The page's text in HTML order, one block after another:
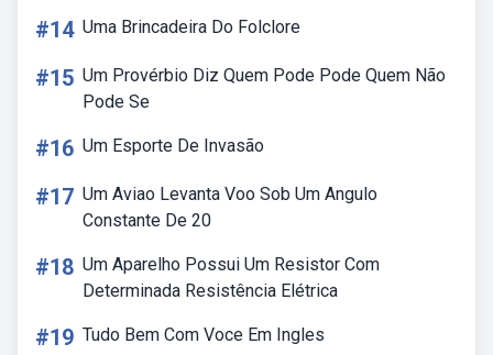
#14 Uma Brincadeira Do Folclore
#15 Um Provérbio Diz Quem Pode Pode Quem Não
Pode Se
#16 Um Esporte De Invasão
#17 Um Aviao Levanta Voo Sob Um Angulo
Constante De 20
#18 Um Aparelho Possui Um Resistor Com
Determinada Resistência Elétrica
#19 Tudo Bem Com Voce Em Ingles